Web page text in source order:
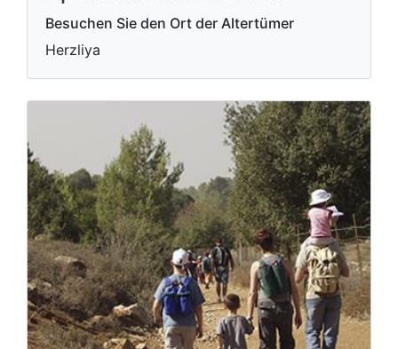
Besuchen Sie den Ort der Altertümer
Herzliya